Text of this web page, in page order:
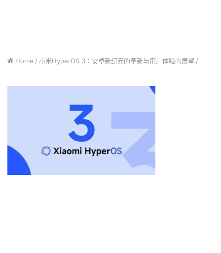
Home / 小米HyperOS 3：安卓新纪元的革新与用户体验的展望 /